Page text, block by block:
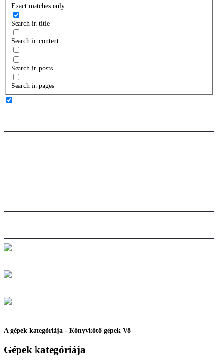
Exact matches only
Search in title
Search in content
Search in posts
Search in pages
A gépek kategóriája - Könyvkötő gépek V8
Gépek kategóriája